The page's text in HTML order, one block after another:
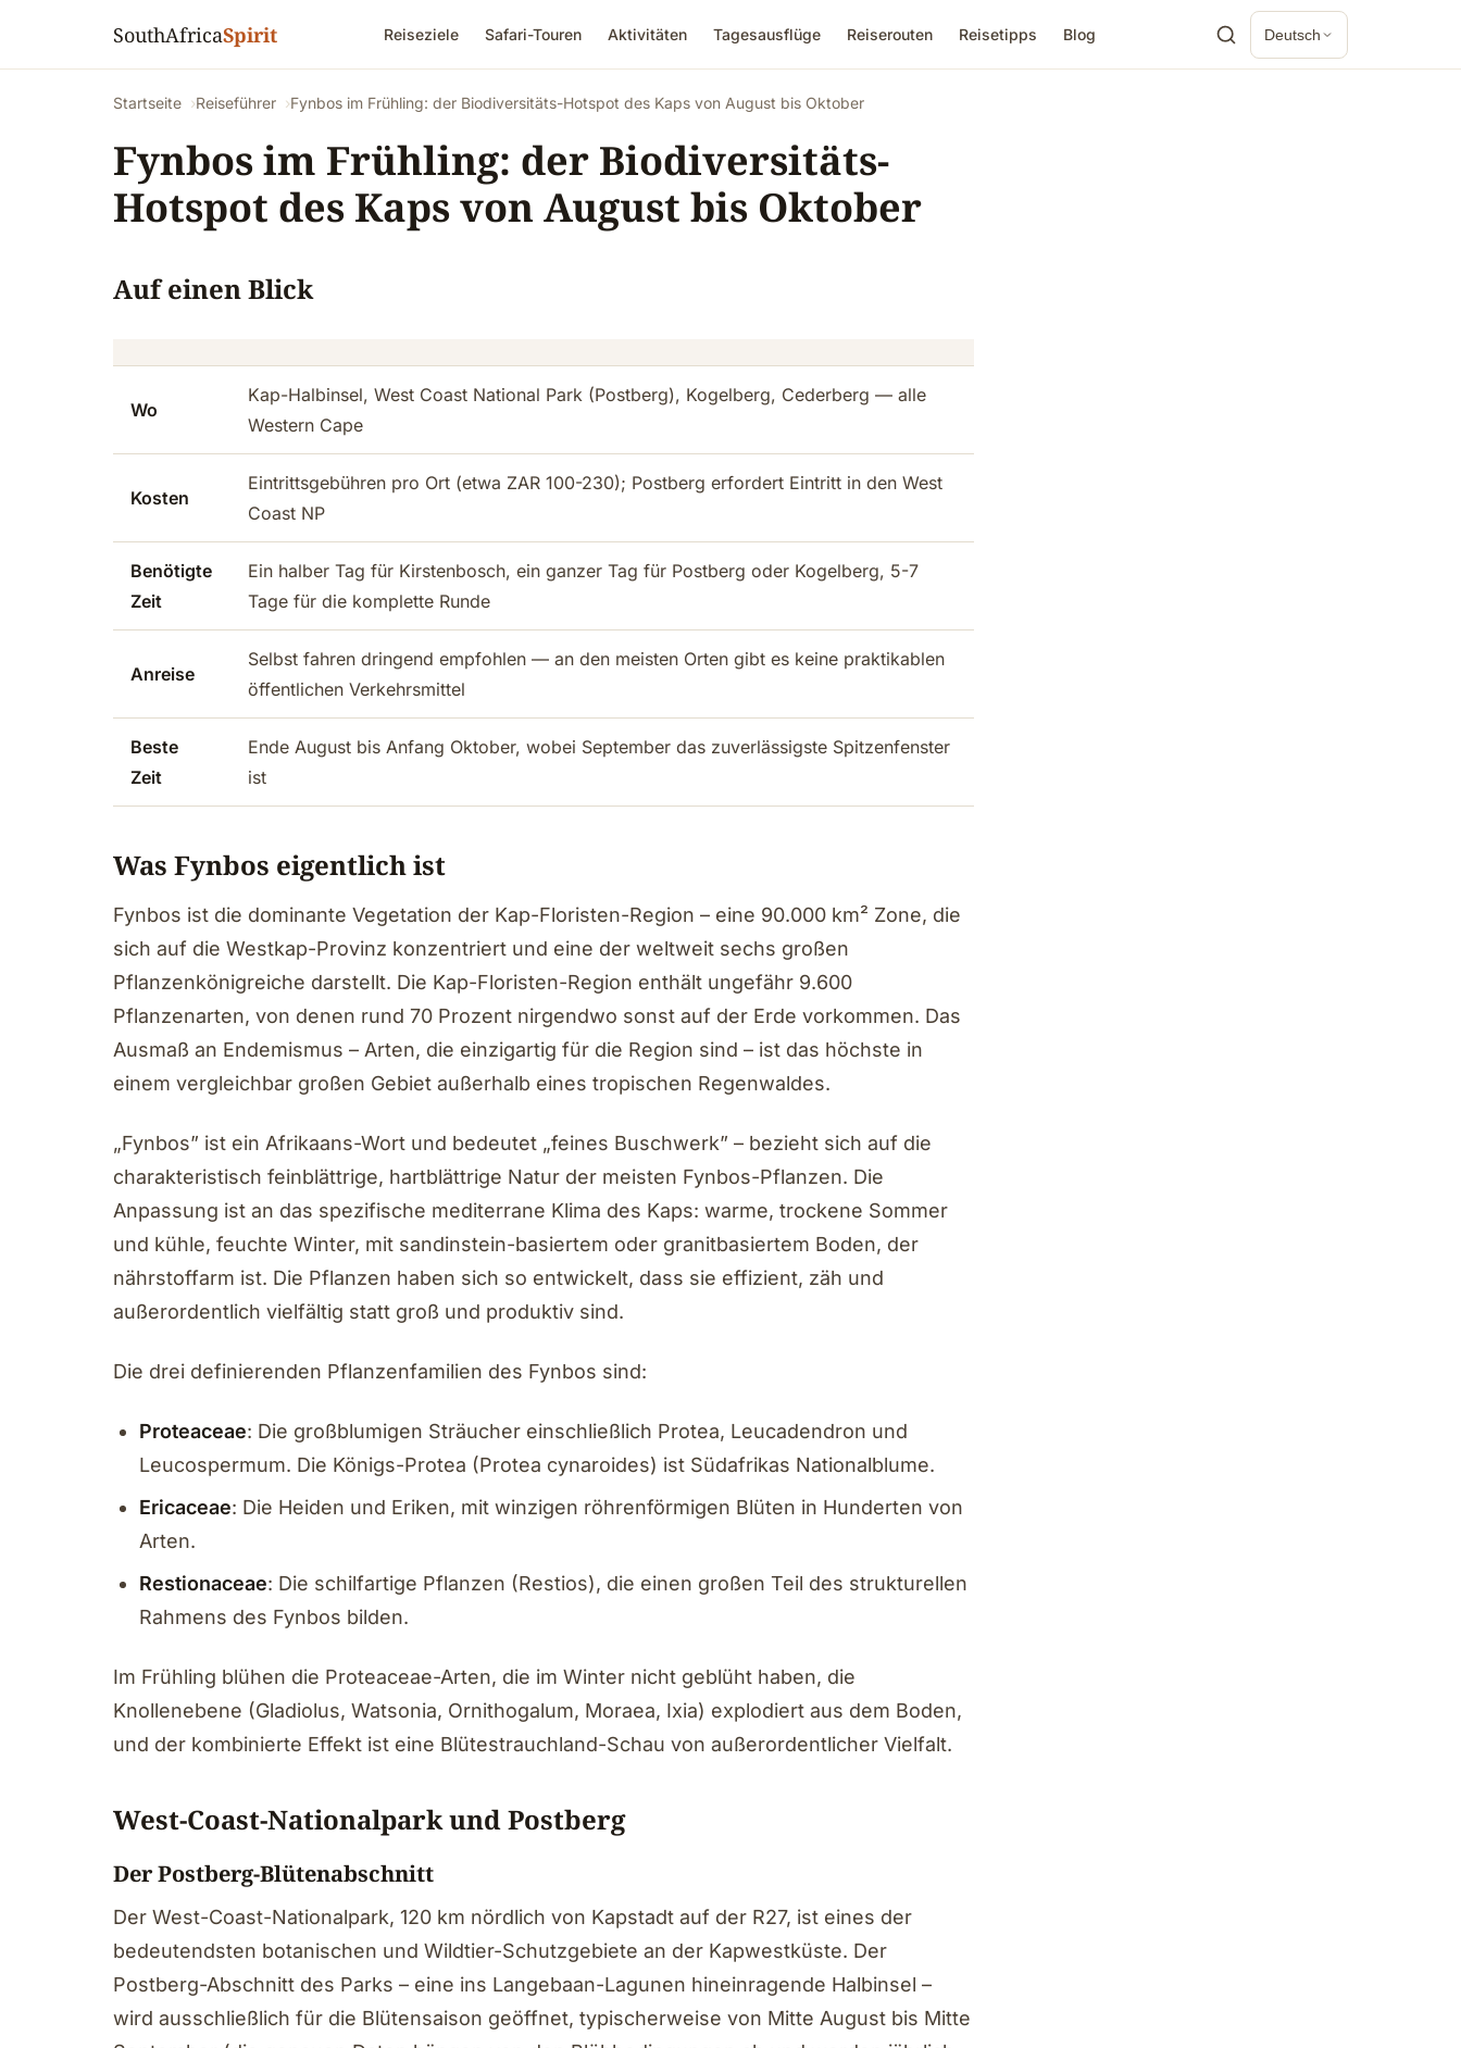
SouthAfricaSpirit Reiseziele Safari-Touren Aktivitäten Tagesausflüge Reiserouten Reisetipps Blog Deutsch
Startseite Reiseführer Fynbos im Frühling: der Biodiversitäts-Hotspot des Kaps von August bis Oktober
Fynbos im Frühling: der Biodiversitäts-
Hotspot des Kaps von August bis Oktober
Auf einen Blick
Wo
Kap-Halbinsel, West Coast National Park (Postberg), Kogelberg, Cederberg — alle
Western Cape
Kosten
Eintrittsgebühren pro Ort (etwa ZAR 100-230); Postberg erfordert Eintritt in den West
Coast NP
Benötigte
Zeit
Ein halber Tag für Kirstenbosch, ein ganzer Tag für Postberg oder Kogelberg, 5-7
Tage für die komplette Runde
Anreise
Selbst fahren dringend empfohlen — an den meisten Orten gibt es keine praktikablen
öffentlichen Verkehrsmittel
Beste
Zeit
Ende August bis Anfang Oktober, wobei September das zuverlässigste Spitzenfenster
ist
Was Fynbos eigentlich ist
Fynbos ist die dominante Vegetation der Kap-Floristen-Region – eine 90.000 km² Zone, die
sich auf die Westkap-Provinz konzentriert und eine der weltweit sechs großen
Pflanzenkönigreiche darstellt. Die Kap-Floristen-Region enthält ungefähr 9.600
Pflanzenarten, von denen rund 70 Prozent nirgendwo sonst auf der Erde vorkommen. Das
Ausmaß an Endemismus – Arten, die einzigartig für die Region sind – ist das höchste in
einem vergleichbar großen Gebiet außerhalb eines tropischen Regenwaldes.
„Fynbos” ist ein Afrikaans-Wort und bedeutet „feines Buschwerk” – bezieht sich auf die
charakteristisch feinblättrige, hartblättrige Natur der meisten Fynbos-Pflanzen. Die
Anpassung ist an das spezifische mediterrane Klima des Kaps: warme, trockene Sommer
und kühle, feuchte Winter, mit sandinstein-basiertem oder granitbasiertem Boden, der
nährstoffarm ist. Die Pflanzen haben sich so entwickelt, dass sie effizient, zäh und
außerordentlich vielfältig statt groß und produktiv sind.
Die drei definierenden Pflanzenfamilien des Fynbos sind:
Proteaceae: Die großblumigen Sträucher einschließlich Protea, Leucadendron und
Leucospermum. Die Königs-Protea (Protea cynaroides) ist Südafrikas Nationalblume.
Ericaceae: Die Heiden und Eriken, mit winzigen röhrenförmigen Blüten in Hunderten von
Arten.
Restionaceae: Die schilfartige Pflanzen (Restios), die einen großen Teil des strukturellen
Rahmens des Fynbos bilden.
Im Frühling blühen die Proteaceae-Arten, die im Winter nicht geblüht haben, die
Knollenebene (Gladiolus, Watsonia, Ornithogalum, Moraea, Ixia) explodiert aus dem Boden,
und der kombinierte Effekt ist eine Blütestrauchland-Schau von außerordentlicher Vielfalt.
West-Coast-Nationalpark und Postberg
Der Postberg-Blütenabschnitt
Der West-Coast-Nationalpark, 120 km nördlich von Kapstadt auf der R27, ist eines der
bedeutendsten botanischen und Wildtier-Schutzgebiete an der Kapwestküste. Der
Postberg-Abschnitt des Parks – eine ins Langebaan-Lagunen hineinragende Halbinsel –
wird ausschließlich für die Blütensaison geöffnet, typischerweise von Mitte August bis Mitte